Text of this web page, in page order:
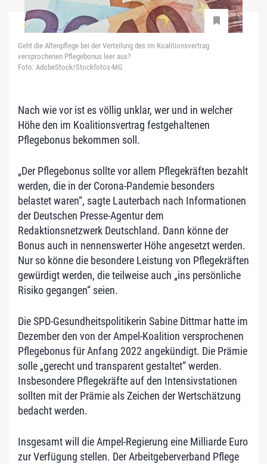
Geht die Altenpflege bei der Verteilung des im Koalitionsvertrag
versprochenen Pflegebonus leer aus?
Foto: AdobeStock/Stockfotos-MG
Nach wie vor ist es völlig unklar, wer und in welcher
Höhe den im Koalitionsvertrag festgehaltenen
Pflegebonus bekommen soll.
„Der Pflegebonus sollte vor allem Pflegekräften bezahlt
werden, die in der Corona-Pandemie besonders
belastet waren“, sagte Lauterbach nach Informationen
der Deutschen Presse-Agentur dem
Redaktionsnetzwerk Deutschland. Dann könne der
Bonus auch in nennenswerter Höhe angesetzt werden.
Nur so könne die besondere Leistung von Pflegekräften
gewürdigt werden, die teilweise auch „ins persönliche
Risiko gegangen“ seien.
Die SPD-Gesundheitspolitikerin Sabine Dittmar hatte im
Dezember den von der Ampel-Koalition versprochenen
Pflegebonus für Anfang 2022 angekündigt. Die Prämie
solle „gerecht und transparent gestaltet“ werden.
Insbesondere Pflegekräfte auf den Intensivstationen
sollten mit der Prämie als Zeichen der Wertschätzung
bedacht werden.
Insgesamt will die Ampel-Regierung eine Milliarde Euro
zur Verfügung stellen. Der Arbeitgeberverband Pflege